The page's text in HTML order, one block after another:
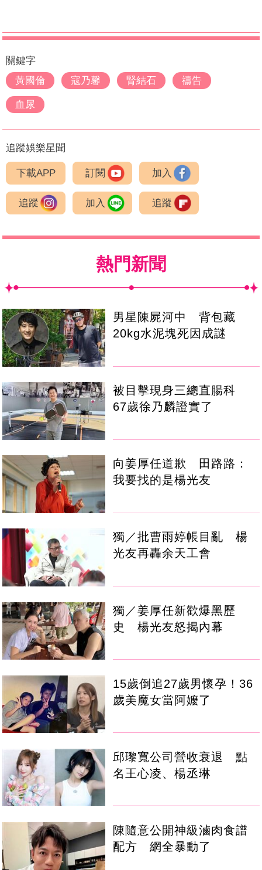
關鍵字
黃國倫
寇乃馨 腎結石 禱告
血尿
追蹤娛樂星聞
下載APP 訂閱 加入
追蹤 加入 追蹤
熱門新聞
男星陳屍河中 背包藏
20kg水泥塊死因成謎
被目擊現身三總直腸科
67歲徐乃麟證實了
向姜厚任道歉 田路路：
我要找的是楊光友
獨／批曹雨婷帳目亂 楊
光友再轟余天工會
獨／姜厚任新歡爆黑歷
史 楊光友怒揭內幕
15歲倒追27歲男懷孕！36
歲美魔女當阿嬤了
邱瓈寬公司營收衰退 點
名王心凌、楊丞琳
陳隨意公開神級滷肉食譜
配方 網全暴動了